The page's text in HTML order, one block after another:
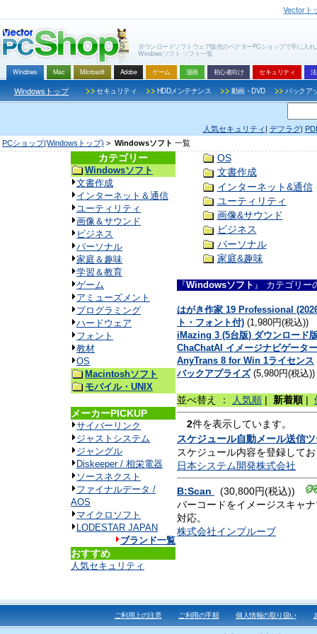
Vector ト
ダウンロードソフトウェア販売のベクターPCショップで手に入れ
Windowsソフト ソフト一覧
Windows
Mac Microsoft Adobe ゲーム 漫画 初心者向け セキュリティ
Windowsトップ >>セキュリティ >> HDDメンテナンス >> 動画・DVD >> バックア
人気セキュリティ| デフラグ|
PCショップ(Windowsトップ) > Windowsソフト 一覧
カテゴリー
Windowsソフト
文書作成
インターネット＆通信
ユーティリティ
画像＆サウンド
ビジネス
パーソナル
家庭＆趣味
学習＆教育
ゲーム
アミューズメント
プログラミング
ハードウェア
フォント
教材
OS
Macintoshソフト
モバイル・UNIX
メーカーPICKUP
サイバーリンク
ジャストシステム
ジャングル
Diskeeper / 相栄電器
ソースネクスト
ファイナルデータ /
AOS
マイクロソフト
LODESTAR JAPAN
ブランド一覧
おすすめ
人気セキュリティ
OS
文書作成
インターネット&通信
ユーティリティ
画像&サウンド
ビジネス
パーソナル
家庭&趣味
『Windowsソフト 』 カテゴリー
はがき作家 19 Professional
ト・フォント付) (1,980円(税込))
iMazing 3 (5台版) ダウンロード
ChaChatAI イメージナビゲーター
AnyTrans 8 for Win 1ライセンス
バックアプライズ(5,980円(税込))
並べ替え ： 人気順 | 新着順|
2件を表示しています。
スケジュール自動メール送信
スケジュール内容を登録して
日本システム開発株式会社
B:Scan
(30,800円(税込))
バーコードをイメージスキャ
対応。
株式会社インプルーブ
ご利用上の注意 ご利用の手順 個人情報の取り扱い